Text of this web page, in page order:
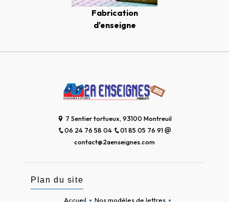
Fabrication
d'enseigne
7 Sentier tortueux, 93100 Montreuil
06 24 76 58 04
01 85 05 76 91
contact@2aenseignes.com
Plan du site
Accueil Nos modèles de lettres